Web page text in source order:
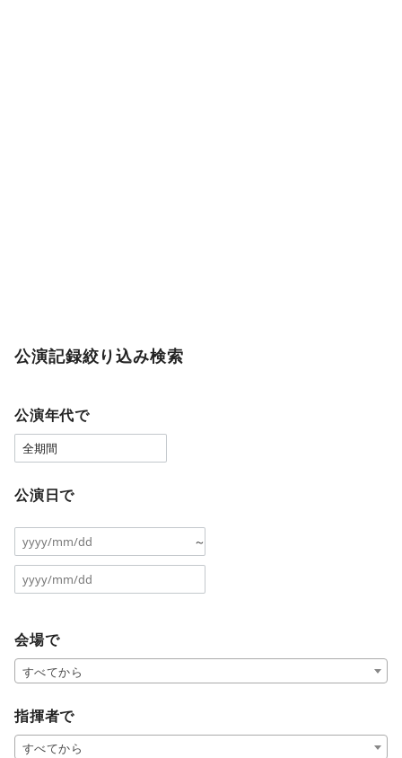
公演記録絞り込み検索
公演年代で
公演日で
～
会場で
すべてから
指揮者で
すべてから